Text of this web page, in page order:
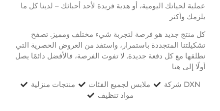
عملية لحياتك اليومية، أو هدية فريدة لأحد أحبائك – لدينا كل ما
يلزمك وأكثر
كل منتج جديد هو فرصة لتجربة شيء مختلف ومميز. تصفح
تشكيلتنا المتجددة باستمرار، واستفد من العروض الحصرية التي
نطلقها مع كل دفعة جديدة. لا تفوت الفرصة، فالأفضل دائمًا يصل
أولًا إلى هنا
منتجات منزلية
ملابس لجميع الفئات
شركة DXN
مواد تنظيف